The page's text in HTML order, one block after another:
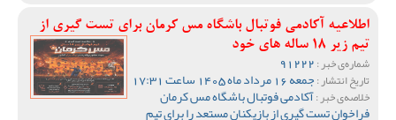
اطلاعیه آکادمی فوتبال باشگاه مس کرمان برای تست گیری از
تیم زیر 18 ساله های خود
شماره‌ی خبر :
تاریخ انتشار :جمعه 16 مرداد ماه 1405 ساعت 17:31
خلاصه‌ی خبر :آکادمی فوتبال باشگاه مس کرمان
فراخوان تست گیری از بازیکنان مستعد را برای تیم